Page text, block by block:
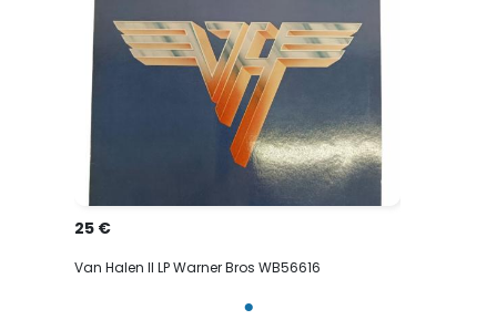
25 €
Van Halen II LP Warner Bros WB56616